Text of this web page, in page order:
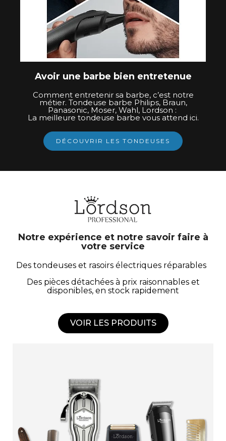
Avoir une barbe bien entretenue
Comment entretenir sa barbe, c’est notre
métier. Tondeuse barbe Philips, Braun,
Panasonic, Moser, Wahl, Lordson :
La meilleure tondeuse barbe vous attend ici.
DÉCOUVRIR LES TONDEUSES
Notre expérience et notre savoir faire à
votre service
Des tondeuses et rasoirs électriques réparables
Des pièces détachées à prix raisonnables et
disponibles, en stock rapidement
VOIR LES PRODUITS